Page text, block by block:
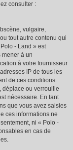
consulter :
vulgaire,
tout autre contenu qui
- Land » est
mener à un
à votre fournisseur
IP de tous les
de ces conditions.
déplace ou verrouille
nécessaire. En tant
que vous avez saisies
ces informations ne
ni « Polo -
en cas de